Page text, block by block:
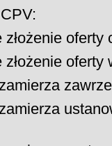
oferty
oferty